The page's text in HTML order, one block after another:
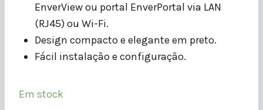
EnverView ou portal EnverPortal via LAN
(RJ45) ou Wi-Fi.
Design compacto e elegante em preto.
Fácil instalação e configuração.
Em stock